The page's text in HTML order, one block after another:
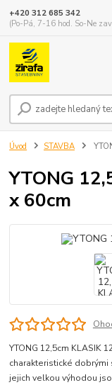
+420 312 685 342
(Po-Pá, 7-16 hod. So-Ne
Úvod STAVBA
YTONG
x 60cm
YTONG 12,5cm KLASIK
charakteristické
jejich velkou výhodou